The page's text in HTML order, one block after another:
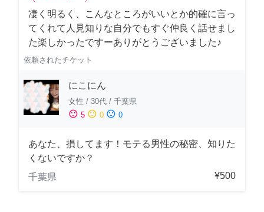
凄く明るく、こんなところがいいとか的確に言っ
てくれて人見知りな自分でもすぐ仲良く話せまし
た楽しかったですーありがとうございました♪
依頼されたチケット
にこにん
女性 / 30代 / 千葉県
sentiment_satisfied 5 sentiment_neutral 0 sentiment_dissatisfied 0
あなた、損してます！モテる男性の秘密、知りた
くないですか？
千葉県
¥500